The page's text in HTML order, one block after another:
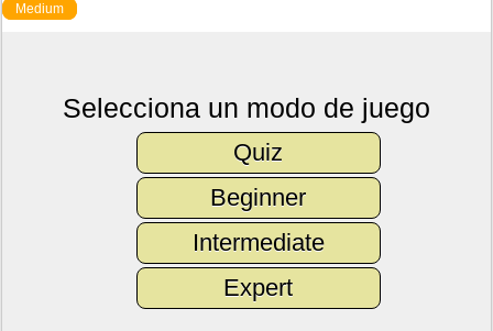
Medium
Selecciona un modo de juego
Quiz
Beginner
Intermediate
Expert